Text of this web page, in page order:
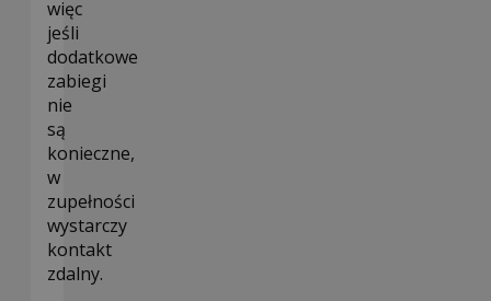
więc
jeśli
dodatkowe
zabiegi
nie
są
konieczne,
w
zupełności
wystarczy
kontakt
zdalny.